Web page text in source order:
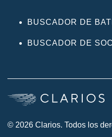
BUSCADOR DE
BUSCADOR DE
© 2026 Clarios. Todos los